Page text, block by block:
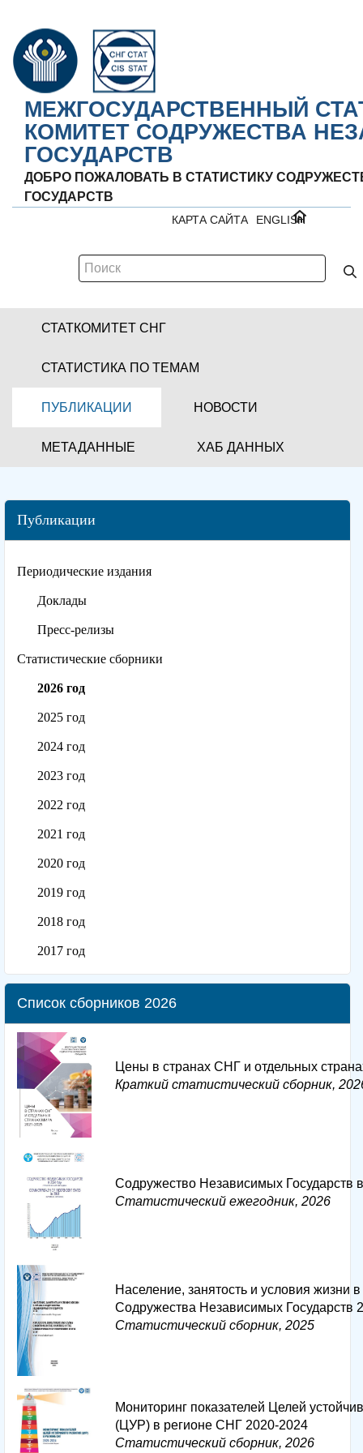
МЕЖГОСУДАРСТВЕННЫЙ
КОМИТЕТ СОДРУЖЕСТВА
ГОСУДАРСТВ
ДОБРО ПОЖАЛОВАТЬ В СТАТИСТИКУ
ГОСУДАРСТВ
ENGLISH
КАРТА САЙТА
СТАТКОМИТЕТ СНГ
СТАТИСТИКА ПО ТЕМАМ
ПУБЛИКАЦИИ НОВОСТИ
МЕТАДАННЫЕ ХАБ ДАННЫХ
Публикации
Периодические издания
Доклады
Пресс-релизы
Статистические сборники
2026 год
2025 год
2024 год
2023 год
2022 год
2021 год
2020 год
2019 год
2018 год
2017 год
Список сборников 2026
Цены в странах СНГ и отдельных
Краткий статистический сборник,
Содружество Независимых Государств
Статистический ежегодник, 2026
Население, занятость и условия жизни в
Содружества Независимых Государств
Статистический сборник, 2025
Мониторинг показателей Целей
(ЦУР) в регионе СНГ 2020-2024
Статистический сборник, 2026